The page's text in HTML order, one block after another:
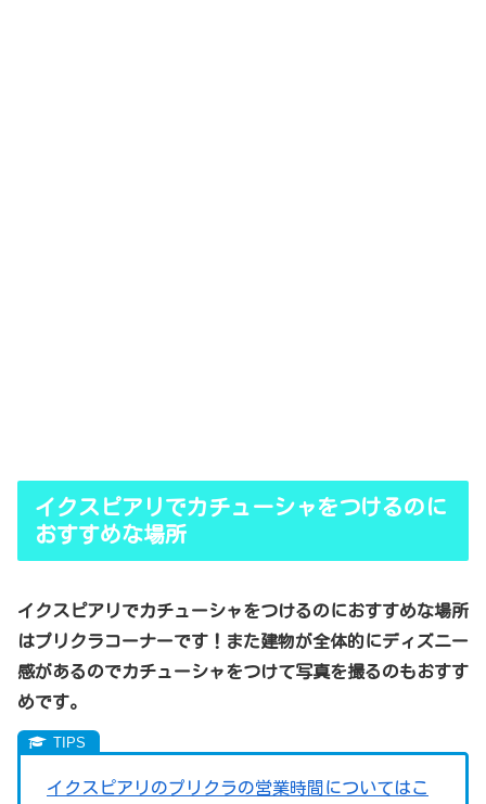
イクスピアリでカチューシャをつけるのに
おすすめな場所
イクスピアリでカチューシャをつけるのにおすすめな場所
はプリクラコーナーです！また建物が全体的にディズニー
感があるのでカチューシャをつけて写真を撮るのもおすす
めです。
イクスピアリのプリクラの営業時間についてはこ